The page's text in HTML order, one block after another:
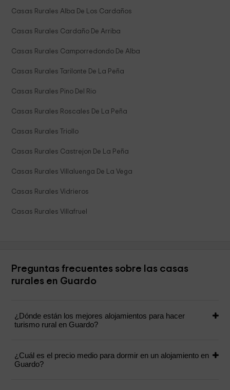
Casas Rurales Alba De Los Cardaños
Casas Rurales Cardaño De Arriba
Casas Rurales Camporredondo De Alba
Casas Rurales Tarilonte De La Peña
Casas Rurales Pino Del Rio
Casas Rurales Roscales De La Peña
Casas Rurales Triollo
Casas Rurales Castrejon De La Peña
Casas Rurales Villaluenga De La Vega
Casas Rurales Vidrieros
Casas Rurales Villafruel
Preguntas frecuentes sobre las casas
rurales en Guardo
¿Dónde están los mejores alojamientos para hacer
turismo rural en Guardo?
¿Cuál es el precio medio para dormir en un alojamiento en
Guardo?